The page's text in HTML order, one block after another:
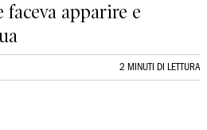
apparire e
2 MINUTI DI LETTURA